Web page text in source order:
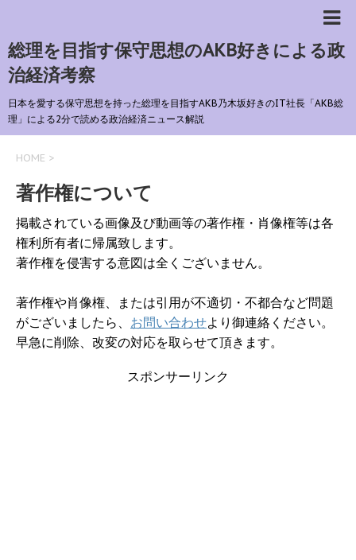
総理を目指す保守思想のAKB好きによる政
治経済考察
日本を愛する保守思想を持った総理を目指すAKB乃木坂好きのIT社長「AKB総
理」による2分で読める政治経済ニュース解説
HOME >
著作権について
掲載されている画像及び動画等の著作権・肖像権等は各
権利所有者に帰属致します。
著作権を侵害する意図は全くございません。
著作権や肖像権、または引用が不適切・不都合など問題
がございましたら、 お問い合わせより御連絡ください。
早急に削除、改変の対応を取らせて頂きます。
スポンサーリンク